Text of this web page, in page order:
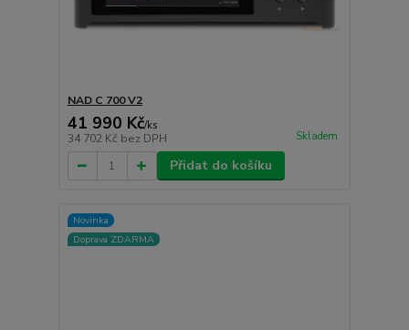
NAD C 700 V2
41 990 Kč/ks
34 702 Kč bez DPH Skladem
Přidat do košíku
Novinka
Doprava ZDARMA